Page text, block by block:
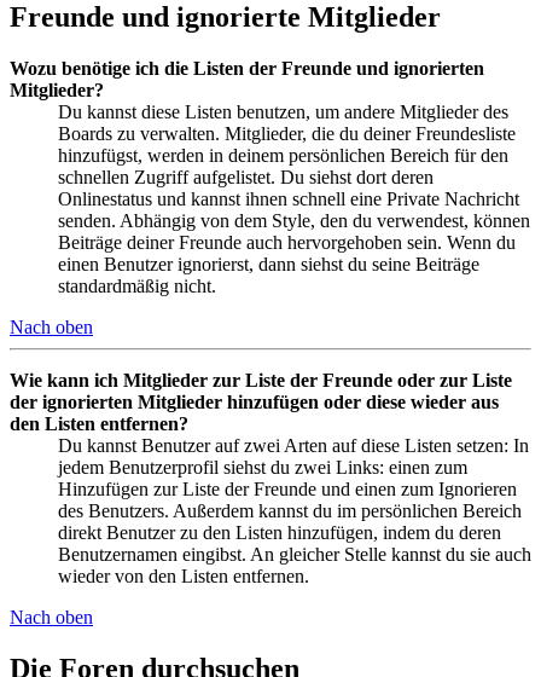
Freunde und ignorierte Mitglieder
Wozu benötige ich die Listen der Freunde und ignorierten
Mitglieder?
Du kannst diese Listen benutzen, um andere Mitglieder des
Boards zu verwalten. Mitglieder, die du deiner Freundesliste
hinzufügst, werden in deinem persönlichen Bereich für den
schnellen Zugriff aufgelistet. Du siehst dort deren
Onlinestatus und kannst ihnen schnell eine Private Nachricht
senden. Abhängig von dem Style, den du verwendest, können
Beiträge deiner Freunde auch hervorgehoben sein. Wenn du
einen Benutzer ignorierst, dann siehst du seine Beiträge
standardmäßig nicht.
Nach oben
Wie kann ich Mitglieder zur Liste der Freunde oder zur Liste
der ignorierten Mitglieder hinzufügen oder diese wieder aus
den Listen entfernen?
Du kannst Benutzer auf zwei Arten auf diese Listen setzen: In
jedem Benutzerprofil siehst du zwei Links: einen zum
Hinzufügen zur Liste der Freunde und einen zum Ignorieren
des Benutzers. Außerdem kannst du im persönlichen Bereich
direkt Benutzer zu den Listen hinzufügen, indem du deren
Benutzernamen eingibst. An gleicher Stelle kannst du sie auch
wieder von den Listen entfernen.
Nach oben
Die Foren durchsuchen